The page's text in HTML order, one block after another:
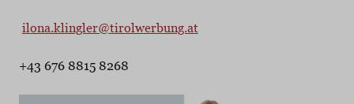
ilona.klingler@tirolwerbung.at
+43 676 8815 8268